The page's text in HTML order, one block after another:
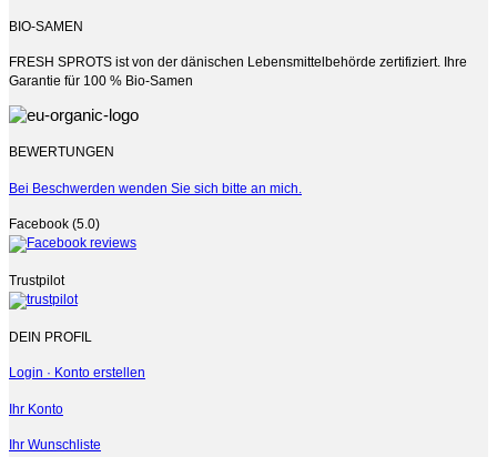
BIO-SAMEN
FRESH SPROTS ist von der dänischen Lebensmittelbehörde zertifiziert. Ihre
Garantie für 100 % Bio-Samen
BEWERTUNGEN
Bei Beschwerden wenden Sie sich bitte an mich.
Facebook (5.0)
Trustpilot
DEIN PROFIL
Login · Konto erstellen
Ihr Konto
Ihr Wunschliste